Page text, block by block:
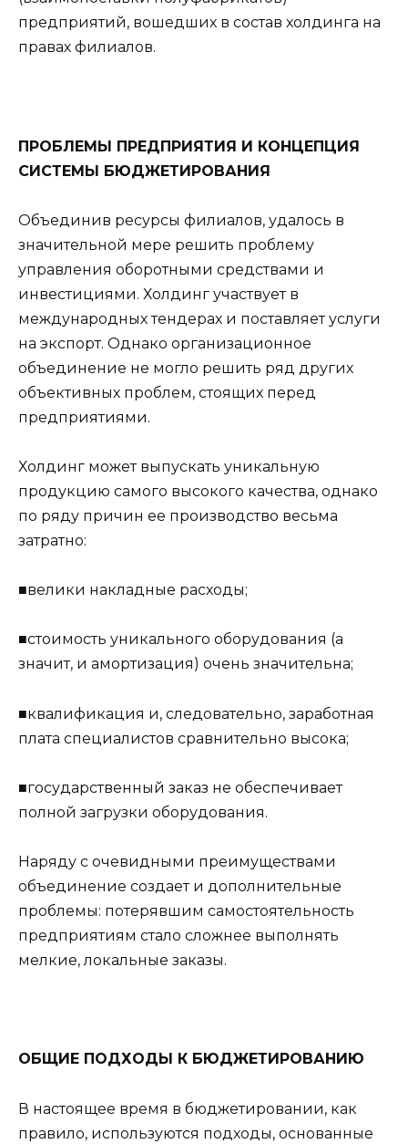
предприятий, вошедших в состав холдинга на
правах филиалов.
ПРОБЛЕМЫ ПРЕДПРИЯТИЯ И КОНЦЕПЦИЯ
СИСТЕМЫ БЮДЖЕТИРОВАНИЯ
Объединив ресурсы филиалов, удалось в
значительной мере решить проблему
управления оборотными средствами и
инвестициями. Холдинг участвует в
международных тендерах и поставляет услуги
на экспорт. Однако организационное
объединение не могло решить ряд других
объективных проблем, стоящих перед
предприятиями.
Холдинг может выпускать уникальную
продукцию самого высокого качества, однако
по ряду причин ее производство весьма
затратно:
■велики накладные расходы;
■стоимость уникального оборудования (а
значит, и амортизация) очень значительна;
■квалификация и, следовательно, заработная
плата специалистов сравнительно высока;
■государственный заказ не обеспечивает
полной загрузки оборудования.
Наряду с очевидными преимуществами
объединение создает и дополнительные
проблемы: потерявшим самостоятельность
предприятиям стало сложнее выполнять
мелкие, локальные заказы.
ОБЩИЕ ПОДХОДЫ К БЮДЖЕТИРОВАНИЮ
В настоящее время в бюджетировании, как
правило, используются подходы, основанные